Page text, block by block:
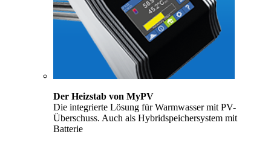
Der Heizstab von MyPV
Die integrierte Lösung für Warmwasser mit PV-
Überschuss. Auch als Hybridspeichersystem mit
Batterie